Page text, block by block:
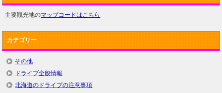
主要観光地のマップコードはこちら
カテゴリー
その他
ドライブ全般情報
北海道のドライブの注意事項